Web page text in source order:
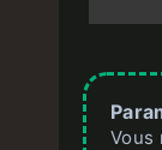
Vous